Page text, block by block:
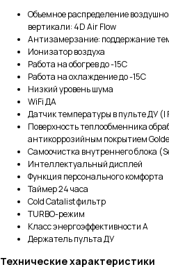
Объемное распределение
вертикали: 4D Air Flow
Антизамерзание: поддержание
Ионизатор воздуха
Работа на обогрев до -15С
Работа на охлаждение до -15С
Низкий уровень шума
WiFi ДА
Датчик температуры в пульте ДУ (I
Поверхность теплообменника
антикоррозийным покрытием
Самоочистка внутреннего блока
Интеллектуальный дисплей
Функция персонального комфорта
Таймер 24 часа
Cold Catalist фильтр
TURBO-режим
Класс энергоэффективности A
Держатель пульта ДУ
Технические характеристики